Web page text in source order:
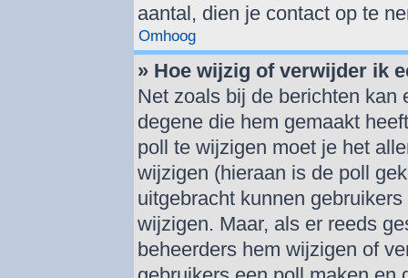
aantal, dien je contact op te
Omhoog
» Hoe wijzig of verwijder ik
Net zoals bij de berichten kan
degene die hem gemaakt
poll te wijzigen moet je het
wijzigen (hieraan is de poll
uitgebracht kunnen
wijzigen. Maar, als er reeds
beheerders hem wijzigen of